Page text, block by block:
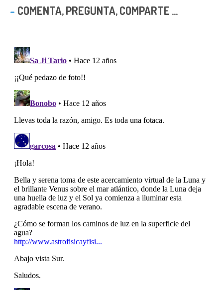
COMENTA, PREGUNTA, COMPARTE ...